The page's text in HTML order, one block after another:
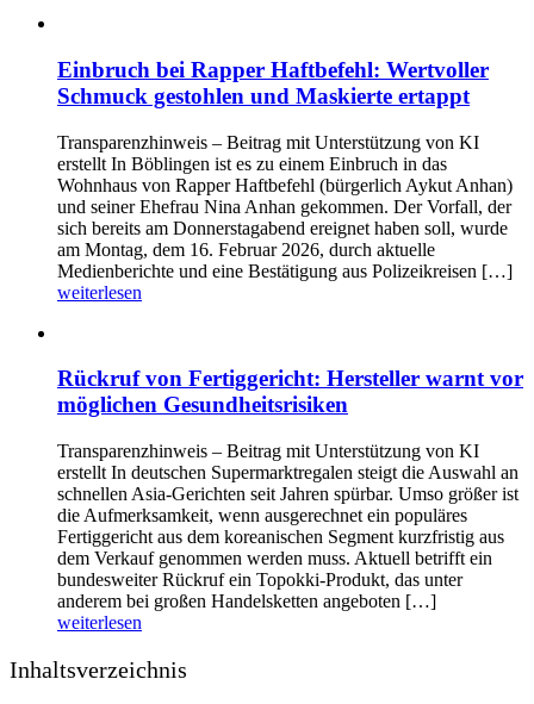
Einbruch bei Rapper Haftbefehl: Wertvoller
Schmuck gestohlen und Maskierte ertappt
Transparenzhinweis – Beitrag mit Unterstützung von KI
erstellt In Böblingen ist es zu einem Einbruch in das
Wohnhaus von Rapper Haftbefehl (bürgerlich Aykut Anhan)
und seiner Ehefrau Nina Anhan gekommen. Der Vorfall, der
sich bereits am Donnerstagabend ereignet haben soll, wurde
am Montag, dem 16. Februar 2026, durch aktuelle
Medienberichte und eine Bestätigung aus Polizeikreisen […]
weiterlesen
Rückruf von Fertiggericht: Hersteller warnt vor
möglichen Gesundheitsrisiken
Transparenzhinweis – Beitrag mit Unterstützung von KI
erstellt In deutschen Supermarktregalen steigt die Auswahl an
schnellen Asia-Gerichten seit Jahren spürbar. Umso größer ist
die Aufmerksamkeit, wenn ausgerechnet ein populäres
Fertiggericht aus dem koreanischen Segment kurzfristig aus
dem Verkauf genommen werden muss. Aktuell betrifft ein
bundesweiter Rückruf ein Topokki-Produkt, das unter
anderem bei großen Handelsketten angeboten […]
weiterlesen
Inhaltsverzeichnis